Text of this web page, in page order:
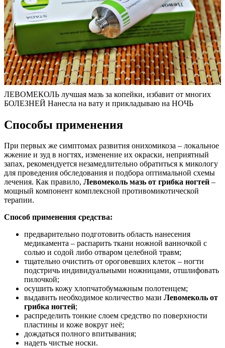
ЛЕВОМЕКОЛЬ лучшая мазь за копейки, избавит от многих
БОЛЕЗНЕЙ Нанесла на вату и прикладываю на НОЧЬ
Способы применения
При первых же симптомах развития онихомикоза – локальное
жжение и зуд в ногтях, изменение их окраски, неприятный
запах, рекомендуется незамедлительно обратиться к микологу
для проведения обследования и подбора оптимальной схемы
лечения. Как правило, Левомеколь мазь от грибка ногтей –
мощный компонент комплексной противомикотической
терапии.
Способ применения средства:
предварительно подготовить область нанесения
медикамента – распарить ткани ножной ванночкой с
солью и содой либо отваром целебной травм;
тщательно очистить от ороговевших клеток – ногти
подстричь индивидуальными ножницами, отшлифовать
пилочкой;
осушить кожу хлопчатобумажным полотенцем;
выдавить необходимое количество мази Левомеколь от
грибка ногтей;
распределить тонкие слоем средство по поверхности
пластины и коже вокруг неё;
дождаться полного впитывания;
надеть чистые носки.